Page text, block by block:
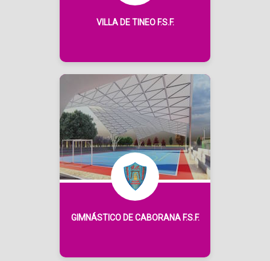
VILLA DE TINEO F.S.F.
GIMNÁSTICO DE CABORANA F.S.F.